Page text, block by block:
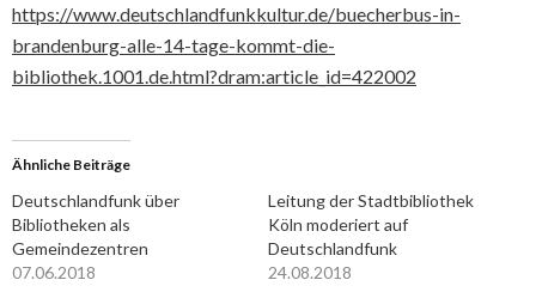
https://www.deutschlandfunkkultur.de/buecherbus-in-
brandenburg-alle-14-tage-kommt-die-
bibliothek.1001.de.html?dram:article_id=422002
Ähnliche Beiträge
Deutschlandfunk über
Bibliotheken als
Gemeindezentren
07.06.2018
Leitung der Stadtbibliothek
Köln moderiert auf
Deutschlandfunk
24.08.2018